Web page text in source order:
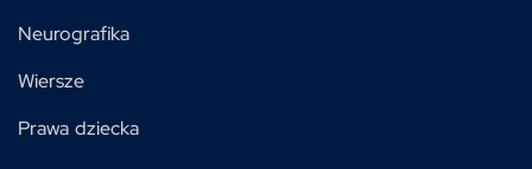
Neurografika
Wiersze
Prawa dziecka